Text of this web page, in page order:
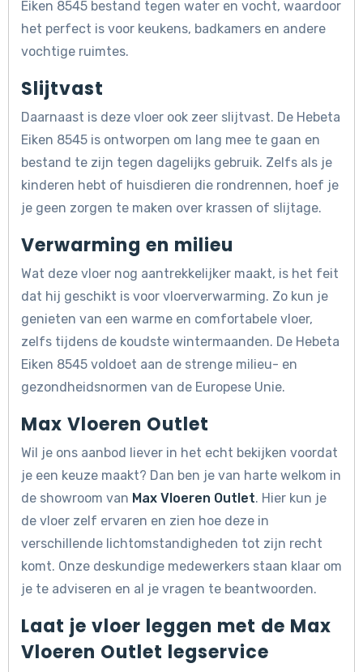
Eiken 8545 bestand tegen water en vocht, waardoor
het perfect is voor keukens, badkamers en andere
vochtige ruimtes.
Slijtvast
Daarnaast is deze vloer ook zeer slijtvast. De Hebeta
Eiken 8545 is ontworpen om lang mee te gaan en
bestand te zijn tegen dagelijks gebruik. Zelfs als je
kinderen hebt of huisdieren die rondrennen, hoef je
je geen zorgen te maken over krassen of slijtage.
Verwarming en milieu
Wat deze vloer nog aantrekkelijker maakt, is het feit
dat hij geschikt is voor vloerverwarming. Zo kun je
genieten van een warme en comfortabele vloer,
zelfs tijdens de koudste wintermaanden. De Hebeta
Eiken 8545 voldoet aan de strenge milieu- en
gezondheidsnormen van de Europese Unie.
Max Vloeren Outlet
Wil je ons aanbod liever in het echt bekijken voordat
je een keuze maakt? Dan ben je van harte welkom in
de showroom van Max Vloeren Outlet. Hier kun je
de vloer zelf ervaren en zien hoe deze in
verschillende lichtomstandigheden tot zijn recht
komt. Onze deskundige medewerkers staan klaar om
je te adviseren en al je vragen te beantwoorden.
Laat je vloer leggen met de Max
Vloeren Outlet legservice